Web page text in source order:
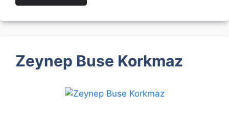
Zeynep Buse Korkmaz